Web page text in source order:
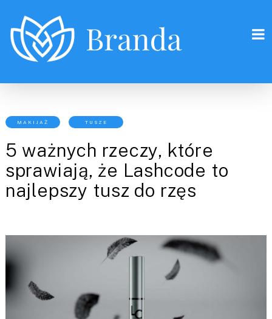
MAKIJAŻ TUSZE
5 ważnych rzeczy, które
sprawiają, że Lashcode to
najlepszy tusz do rzęs